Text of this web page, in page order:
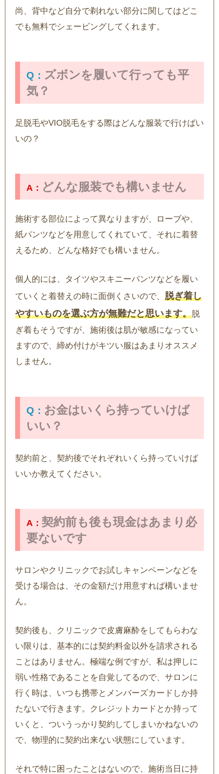
尚、背中など自分で剃れない部分に関してはどこ
でも無料でシェービングしてくれます。
ズボンを履いて行っても平
気？
足脱毛やVIO脱毛をする際はどんな服装で行けばい
いの？
どんな服装でも構いません
施術する部位によって異なりますが、ローブや、
紙パンツなどを用意してくれていて、それに着替
えるため、どんな格好でも構いません。
個人的には、タイツやスキニーパンツなどを履い
ていくと着替えの時に面倒くさいので、 脱ぎ着し
やすいものを選ぶ方が無難だと思います。脱
ぎ着もそうですが、施術後は肌が敏感になってい
ますので、締め付けがキツい服はあまりオススメ
しません。
お金はいくら持っていけば
いい？
契約前と、契約後でそれぞれいくら持っていけば
いいか教えてください。
契約前も後も現金はあまり必
要ないです
サロンやクリニックでお試しキャンペーンなどを
受ける場合は、その金額だけ用意すれば構いませ
ん。
契約後も、クリニックで皮膚麻酔をしてもらわな
い限りは、基本的には契約料金以外を請求される
ことはありません。極端な例ですが、私は押しに
弱い性格であることを自覚してるので、サロンに
行く時は、いつも携帯とメンバーズカードしか持
たないで行きます。クレジットカードとか持って
いくと、ついうっかり契約してしまいかねないの
で、物理的に契約出来ない状態にしています。
それで特に困ったことはないので、施術当日に持